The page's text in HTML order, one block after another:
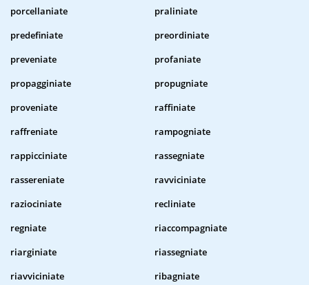
porcellaniate
praliniate
predefiniate
preordiniate
preveniate
profaniate
propagginiate
propugniate
proveniate
raffiniate
raffreniate
rampogniate
rappicciniate
rassegniate
rassereniate
ravviciniate
raziociniate
recliniate
regniate
riaccompagniate
riarginiate
riassegniate
riavviciniate
ribagniate